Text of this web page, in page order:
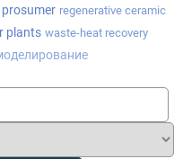
prosumer regenerative ceramic
plants waste-heat recovery